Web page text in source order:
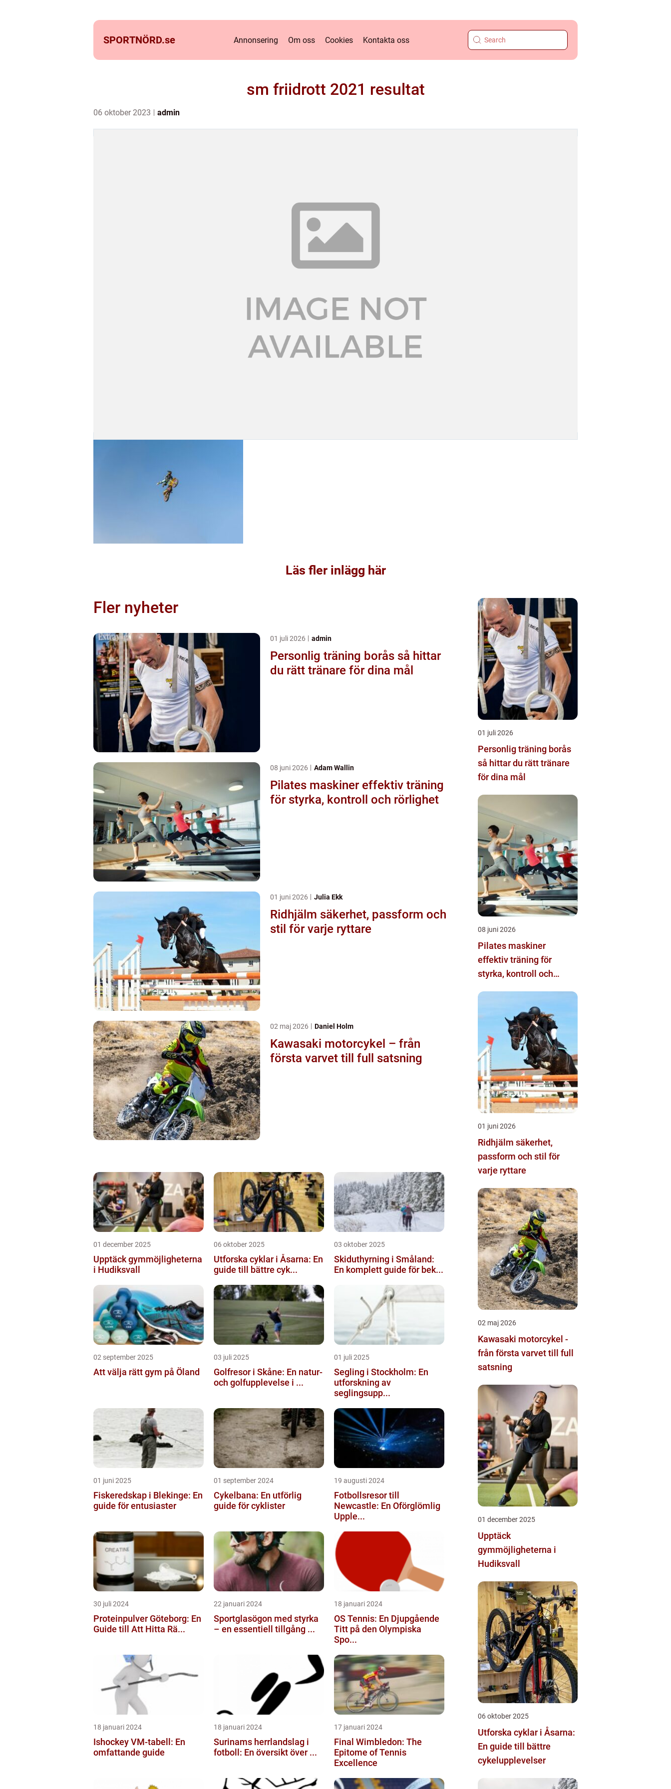
SPORTNÖRD.se Annonsering Om oss Cookies Kontakta oss
sm friidrott 2021 resultat
06 oktober 2023 admin
Läs fler inlägg här
Fler nyheter
01 juli 2026 admin
Personlig träning borås så hittar
du rätt tränare för dina mål
08 juni 2026 Adam Wallin
Pilates maskiner effektiv träning
för styrka, kontroll och rörlighet
01 juni 2026 Julia Ekk
Ridhjälm säkerhet, passform och
stil för varje ryttare
02 maj 2026 Daniel Holm
Kawasaki motorcykel – från
första varvet till full satsning
01 december 2025
Upptäck gymmöjligheterna
i Hudiksvall
06 oktober 2025
Utforska cyklar i Åsarna: En
guide till bättre cyk...
03 oktober 2025
Skiduthyrning i Småland:
En komplett guide för bek...
02 september 2025
Att välja rätt gym på Öland
03 juli 2025
Golfresor i Skåne: En natur-
och golfupplevelse i ...
01 juli 2025
Segling i Stockholm: En
utforskning av
seglingsupp...
01 juni 2025
Fiskeredskap i Blekinge: En
guide för entusiaster
01 september 2024
Cykelbana: En utförlig
guide för cyklister
19 augusti 2024
Fotbollsresor till
Newcastle: En Oförglömlig
Upple...
30 juli 2024
Proteinpulver Göteborg: En
Guide till Att Hitta Rä...
22 januari 2024
Sportglasögon med styrka
– en essentiell tillgång ...
18 januari 2024
OS Tennis: En Djupgående
Titt på den Olympiska
Spo...
18 januari 2024
Ishockey VM-tabell: En
omfattande guide
18 januari 2024
Surinams herrlandslag i
fotboll: En översikt över ...
17 januari 2024
Final Wimbledon: The
Epitome of Tennis
Excellence
01 juli 2026
Personlig träning borås
så hittar du rätt tränare
för dina mål
08 juni 2026
Pilates maskiner
effektiv träning för
styrka, kontroll och
01 juni 2026
Ridhjälm säkerhet,
passform och stil för
varje ryttare
02 maj 2026
Kawasaki motorcykel -
från första varvet till full
satsning
01 december 2025
Upptäck
gymmöjligheterna i
Hudiksvall
06 oktober 2025
Utforska cyklar i Åsarna:
En guide till bättre
cykelupplevelser